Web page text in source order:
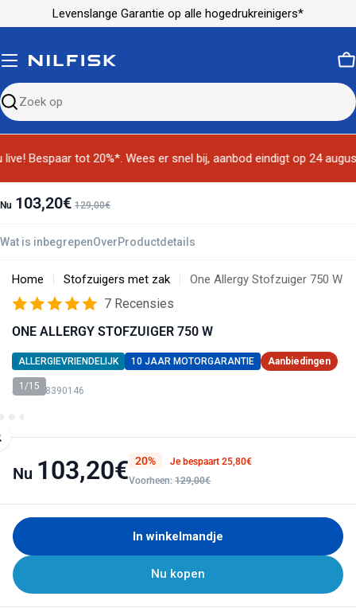
naar
Levenslange Garantie op alle hogedrukreinigers*
Zoeken
Bespaar tot 20%*. Wees er snel bij, aanbod eindigt op 24
Nu 103,20€ 129,00€
Wat is inbegrepenOverProductdetails
Home Stofzuigers met zak One Allergy Stofzuiger 750 W
7 Recensies
ONE ALLERGY STOFZUIGER 750 W
ALLERGIEVRIENDELIJK 10 JAAR MOTORGARANTIE Aanbiedingen
SKU: 128390146
1/15
Nu 103,20€ 20%
Je bespaart 25,80€
Voorheen: 129,00€
In winkelmandje
Nu kopen